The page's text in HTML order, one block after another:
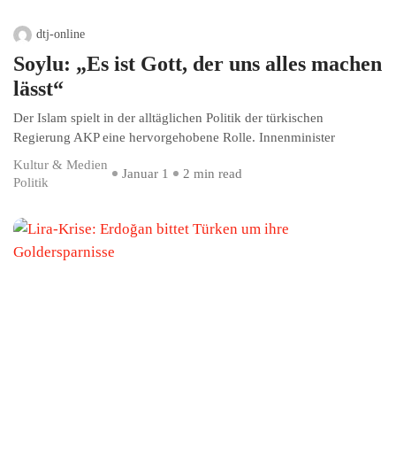
dtj-online
Soylu: „Es ist Gott, der uns alles machen
lässt“
Der Islam spielt in der alltäglichen Politik der türkischen
Regierung AKP eine hervorgehobene Rolle. Innenminister
Kultur & Medien
Politik
Januar 1 2 min read